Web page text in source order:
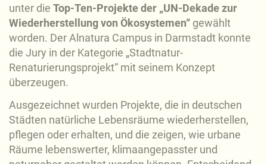
unter die Top-Ten-Projekte der „UN-Dekade zur
Wiederherstellung von Ökosystemen“ gewählt
worden. Der Alnatura Campus in Darmstadt konnte
die Jury in der Kategorie „Stadtnatur-
Renaturierungsprojekt“ mit seinem Konzept
überzeugen.
Ausgezeichnet wurden Projekte, die in deutschen
Städten natürliche Lebensräume wiederherstellen,
pflegen oder erhalten, und die zeigen, wie urbane
Räume lebenswerter, klimaangepasster und